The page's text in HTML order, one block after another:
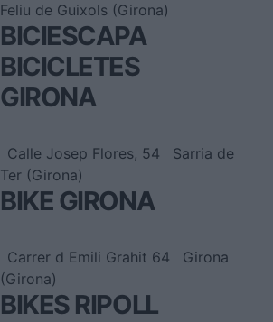
Feliu de Guixols (Girona)
BICIESCAPA
BICICLETES
GIRONA
Calle Josep Flores, 54
Sarria de
Ter (Girona)
BIKE GIRONA
Carrer d Emili Grahit 64
Girona
(Girona)
BIKES RIPOLL